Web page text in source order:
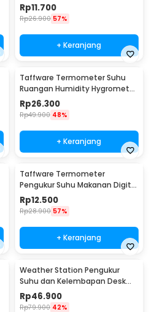
Beeper Oral Ketiak - KT-DT4B
Rp11.700
Rp26.900 57%
+ Keranjang
Taffware Termometer Suhu
Ruangan Humidity Hygrometer
Clock Calendar - HTC-1
Rp26.300
Rp49.900 48%
+ Keranjang
Taffware Termometer
Pengukur Suhu Makanan Digital
Daging Kopi Susu - TP101
Rp12.500
Rp28.900 57%
+ Keranjang
Weather Station Pengukur
Suhu dan Kelembapan Desk
Jam Alarm - 3210
Rp46.900
Rp79.900 42%